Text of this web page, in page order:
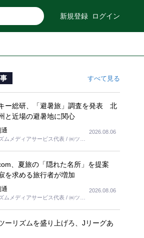
新規登録 ログイン
すべて見る
ー総研、「避暑旅」調査を発表 北
と近場の避暑地に関心
通
ムメディアサービス代表 / ㈱ツー
2026.08.06
、夏旅の「隠れた名所」を提案
を求める旅行者が増加
通
ムメディアサービス代表 / ㈱ツー
2026.08.06
ーリズムを盛り上げろ、Jリーグあ